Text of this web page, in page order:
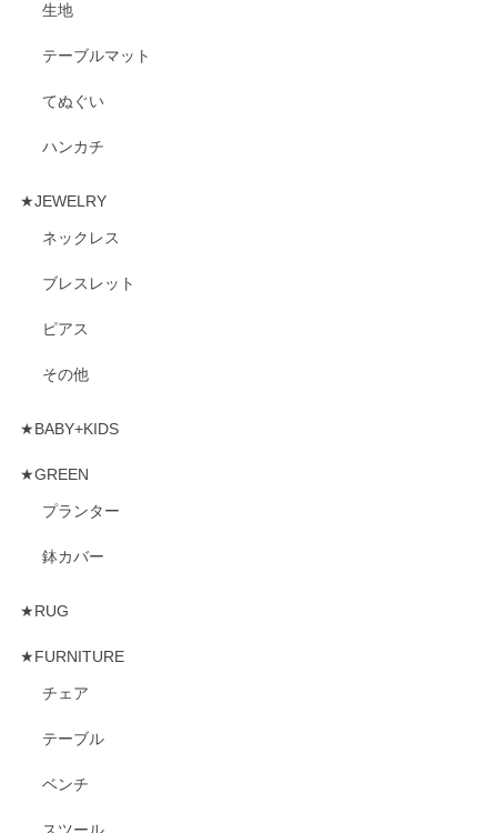
生地
テーブルマット
てぬぐい
ハンカチ
★JEWELRY
ネックレス
ブレスレット
ピアス
その他
★BABY+KIDS
★GREEN
プランター
鉢カバー
★RUG
★FURNITURE
チェア
テーブル
ベンチ